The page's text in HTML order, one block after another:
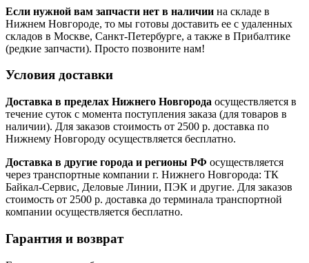
Если нужной вам запчасти нет в наличии на складе в
Нижнем Новгороде, то мы готовы доставить ее с удаленных
складов в Москве, Санкт-Петербурге, а также в Прибалтике
(редкие запчасти). Просто позвоните нам!
Условия доставки
Доставка в пределах Нижнего Новгорода осуществляется в
течение суток с момента поступления заказа (для товаров в
наличии). Для заказов стоимость от 2500 р. доставка по
Нижнему Новгороду осуществляется бесплатно.
Доставка в другие города и регионы РФ осуществляется
через транспортные компании г. Нижнего Новгорода: ТК
Байкал-Сервис, Деловые Линии, ПЭК и другие. Для заказов
стоимость от 2500 р. доставка до терминала транспортной
компании осуществляется бесплатно.
Гарантия и возврат